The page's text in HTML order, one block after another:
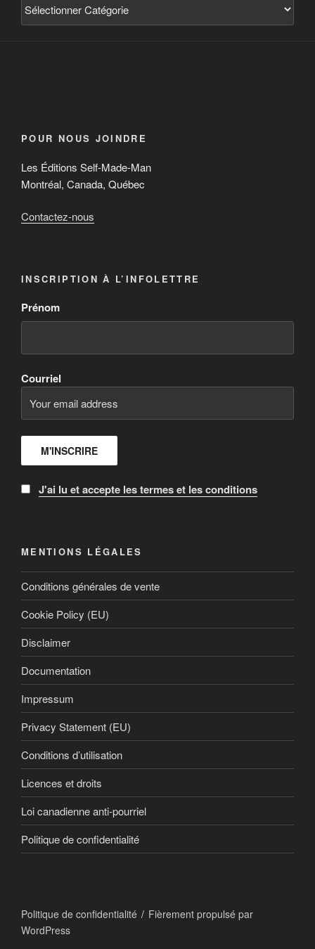
POUR NOUS JOINDRE
Les Éditions Self-Made-Man
Montréal, Canada, Québec
Contactez-nous
INSCRIPTION À L’INFOLETTRE
Prénom
Courriel
J'ai lu et accepte les termes et les conditions
MENTIONS LÉGALES
Conditions générales de vente
Cookie Policy (EU)
Disclaimer
Documentation
Impressum
Privacy Statement (EU)
Conditions d’utilisation
Licences et droits
Loi canadienne anti-pourriel
Politique de confidentialité
Politique de confidentialité
Fièrement propulsé par
WordPress